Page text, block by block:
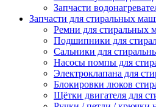
Запчасти
Запчасти для стиральных
Ремни для стиральных
Подшипники для
Сальники для
Насосы помпы для
Электроклапана для
Блокировки люков
Щётки двигателя для